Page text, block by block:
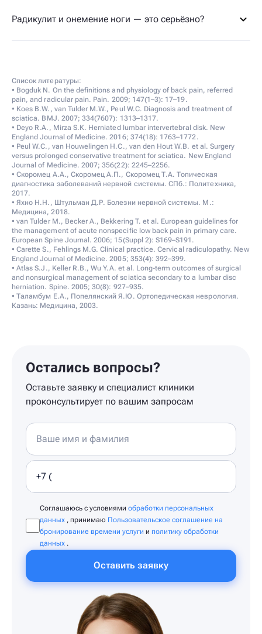
Радикулит и онемение ноги — это серьёзно?
Список литературы:
• Bogduk N. On the definitions and physiology of back pain, referred
pain, and radicular pain. Pain. 2009; 147(1–3): 17–19.
• Koes B.W., van Tulder M.W., Peul W.C. Diagnosis and treatment of
sciatica. BMJ. 2007; 334(7607): 1313–1317.
• Deyo R.A., Mirza S.K. Herniated lumbar intervertebral disk. New
England Journal of Medicine. 2016; 374(18): 1763–1772.
• Peul W.C., van Houwelingen H.C., van den Hout W.B. et al. Surgery
versus prolonged conservative treatment for sciatica. New England
Journal of Medicine. 2007; 356(22): 2245–2256.
• Скоромец А.А., Скоромец А.П., Скоромец Т.А. Топическая
диагностика заболеваний нервной системы. СПб.: Политехника,
2017.
• Яхно Н.Н., Штульман Д.Р. Болезни нервной системы. М.:
Медицина, 2018.
• van Tulder M., Becker A., Bekkering T. et al. European guidelines for
the management of acute nonspecific low back pain in primary care.
European Spine Journal. 2006; 15(Suppl 2): S169–S191.
• Carette S., Fehlings M.G. Clinical practice. Cervical radiculopathy. New
England Journal of Medicine. 2005; 353(4): 392–399.
• Atlas S.J., Keller R.B., Wu Y.A. et al. Long-term outcomes of surgical
and nonsurgical management of sciatica secondary to a lumbar disc
herniation. Spine. 2005; 30(8): 927–935.
• Таламбум Е.А., Попелянский Я.Ю. Ортопедическая неврология.
Казань: Медицина, 2003.
Остались вопросы?
Оставьте заявку и специалист клиники
проконсультирует по вашим запросам
Соглашаюсь с условиями обработки персональных
данных , принимаю Пользовательское соглашение на
бронирование времени услуги и политику обработки
данных .
Оставить заявку